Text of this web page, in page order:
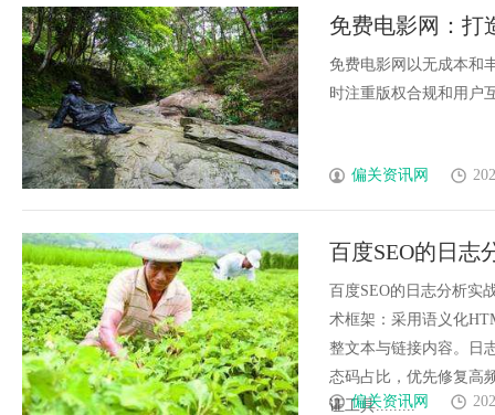
免费电影网：打
免费电影网以无成本和
时注重版权合规和用户
偏关资讯网
百度SEO的日志
百度SEO的日志分析实
术框架：采用语义化
整文本与链接内容。日
态码占比，优先修复高
证工具.........
偏关资讯网